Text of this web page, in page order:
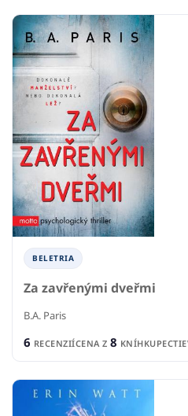
BELETRIA
Za zavřenými dveřmi
B.A. Paris
6RECENZIÍCENA Z 8KNÍHKUPECTIEV